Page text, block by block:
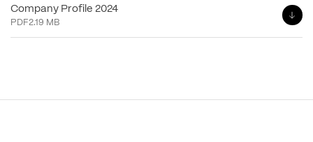
Company Profile 2024
PDF2.19 MB